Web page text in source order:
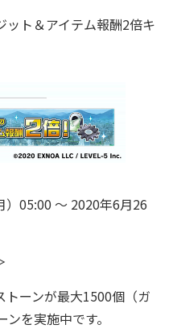
ト＆アイテム報酬2倍キ
05:00 ～ 2020年6月26
ーンが最大1500個（ガ
を実施中です。